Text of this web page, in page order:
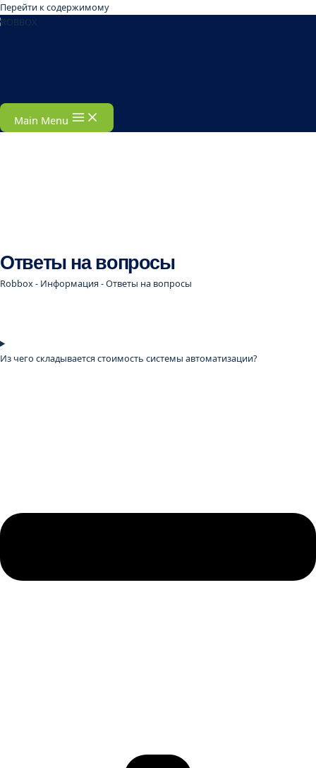
Перейти к содержимому
Main Menu
Ответы на вопросы
Robbox- Информация -Ответы на вопросы
Из чего складывается стоимость системы автоматизации?